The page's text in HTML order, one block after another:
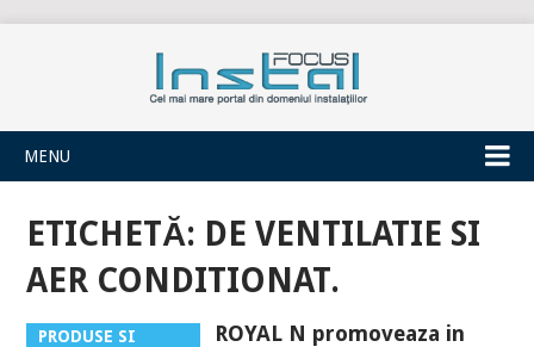
INSTALFOCUS
MENU
ETICHETĂ: DE VENTILATIE SI
AER CONDITIONAT.
PRODUSE SI
ROYAL N promoveaza in